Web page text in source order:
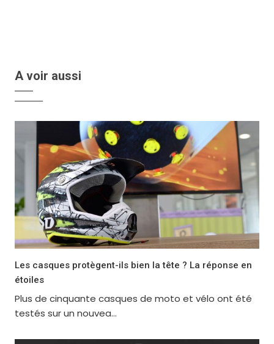
A voir aussi
Les casques protègent-ils bien la tête ? La réponse en
étoiles
Plus de cinquante casques de moto et vélo ont été
testés sur un nouvea...